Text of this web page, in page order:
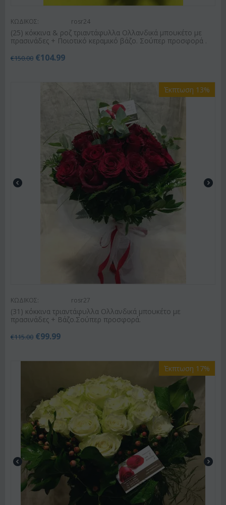
ΚΩΔΙΚΟΣ: rosr24
(25) κόκκινα & ροζ τριαντάφυλλα Ολλανδικά μπουκέτο με
πρασινάδες + Ποιοτικό κεραμικό βάζο. Σούπερ προσφορά .
€150.00 €104.99
Έκπτωση 13%
ΚΩΔΙΚΟΣ: rosr27
(31) κόκκινα τριαντάφυλλα Ολλανδικά μπουκέτο με
πρασινάδες + Βάζο.Σούπερ προσφορά.
€115.00 €99.99
Έκπτωση 17%